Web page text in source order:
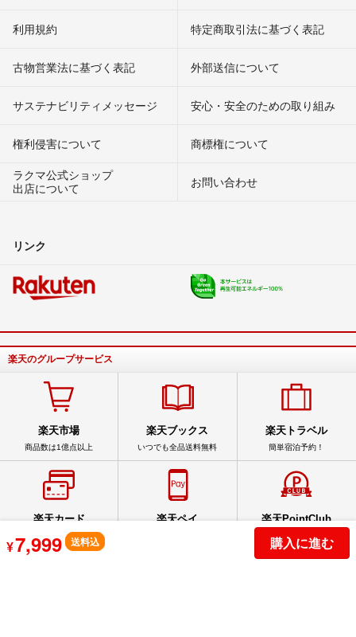
¥7,999 送料込 購入に進む
利用規約 特定商取引法に基づく表記
古物営業法に基づく表記 外部送信について
サステナビリティメッセージ 安心・安全のための取り組み
権利侵害について
商標権について
ラクマ公式ショップ
出店について
お問い合わせ
リンク
楽天のグループサービス
楽天市場
商品数は1億点以上
楽天ブックス
いつでも全品送料無料
楽天トラベル
簡単宿泊予約！
楽天カード
スマホでカンタン申込
楽天ペイ 楽天PointClub
手軽にポイントを確認